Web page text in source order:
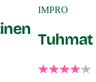
IMPRO